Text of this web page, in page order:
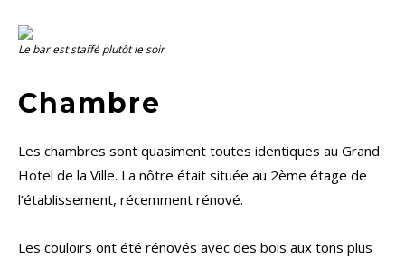
Le bar est staffé plutôt le soir
Chambre
Les chambres sont quasiment toutes identiques au Grand
Hotel de la Ville. La nôtre était située au 2ème étage de
l’établissement, récemment rénové.
Les couloirs ont été rénovés avec des bois aux tons plus